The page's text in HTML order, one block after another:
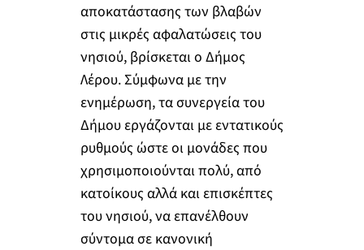
αποκατάστασης των βλαβών
στις μικρές αφαλατώσεις του
νησιού, βρίσκεται ο Δήμος
Λέρου. Σύμφωνα με την
ενημέρωση, τα συνεργεία του
Δήμου εργάζονται με εντατικούς
ρυθμούς ώστε οι μονάδες που
χρησιμοποιούνται πολύ, από
κατοίκους αλλά και επισκέπτες
του νησιού, να επανέλθουν
σύντομα σε κανονική